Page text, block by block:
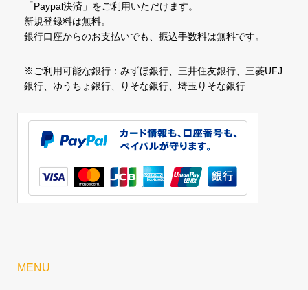
「Paypal決済」をご利用いただけます。
新規登録料は無料。
銀行口座からのお支払いでも、振込手数料は無料です。
※ご利用可能な銀行：みずほ銀行、三井住友銀行、三菱UFJ
銀行、ゆうちょ銀行、りそな銀行、埼玉りそな銀行
MENU